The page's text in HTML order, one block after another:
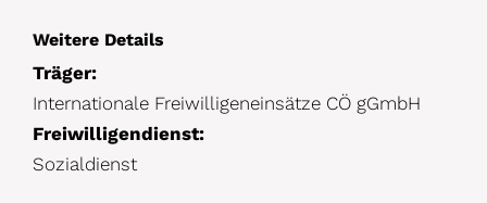
Weitere Details
Träger:
Internationale Freiwilligeneinsätze CÖ gGmbH
Freiwilligendienst:
Sozialdienst